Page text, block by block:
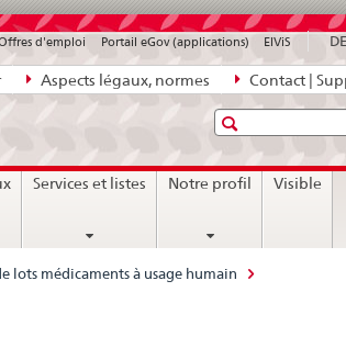
Aspects légaux, normes Contact |
DE
d'emploi Portail eGov (applications) ElViS
Recherche
Services et listes Notre profil Visible
lots médicaments à usage humain